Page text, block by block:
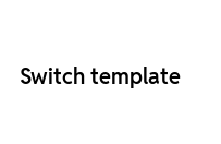
Switch template